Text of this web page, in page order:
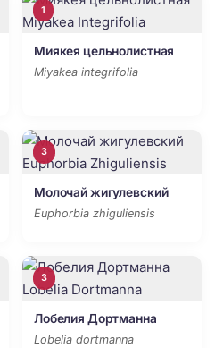
1
Миякея цельнолистная
Miyakea integrifolia
3
Молочай жигулевский
Euphorbia zhiguliensis
3
Лобелия Дортманна
Lobelia dortmanna